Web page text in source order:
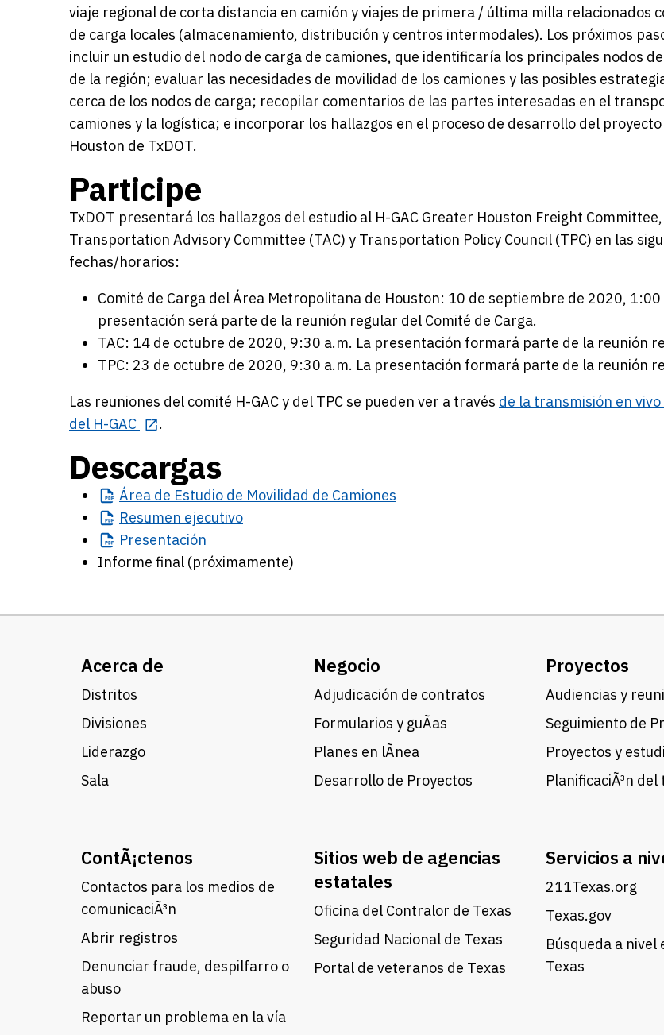
viaje regional de corta distancia en camión y viajes de primera / última milla relacionados
de carga locales (almacenamiento, distribución y centros intermodales). Los próximos
incluir un estudio del nodo de carga de camiones, que identificaría los principales nodos
de la región; evaluar las necesidades de movilidad de los camiones y las posibles
cerca de los nodos de carga; recopilar comentarios de las partes interesadas en el
camiones y la logística; e incorporar los hallazgos en el proceso de desarrollo del
Houston de TxDOT.
Participe
TxDOT presentará los hallazgos del estudio al H-GAC Greater Houston Freight Committee,
Transportation Advisory Committee (TAC) y Transportation Policy Council (TPC) en las
fechas/horarios:
Comité de Carga del Área Metropolitana de Houston: 10 de septiembre de 2020, 1:00
presentación será parte de la reunión regular del Comité de Carga.
TAC: 14 de octubre de 2020, 9:30 a.m. La presentación formará parte de la reunión
TPC: 23 de octubre de 2020, 9:30 a.m. La presentación formará parte de la reunión
Las reuniones del comité H-GAC y del TPC se pueden ver a través de la transmisión en
del H-GAC
.
Descargas
Área de Estudio de Movilidad de Camiones
Resumen ejecutivo
Presentación
Informe final (próximamente)
Acerca de
Distritos
Divisiones
Liderazgo
Sala
Negocio
Adjudicación de contratos
Formularios y guÃ­as
Planes en lÃ­nea
Desarrollo de Proyectos
Proyectos
Audiencias y
Seguimiento de
Proyectos y
PlanificaciÃ³n
ContÃ¡ctenos
Contactos para los medios de
comunicaciÃ³n
Abrir registros
Denunciar fraude, despilfarro o
abuso
Reportar un problema en la vía
Sitios web de agencias
estatales
Oficina del Contralor de Texas
Seguridad Nacional de Texas
Portal de veteranos de Texas
Servicios a
211Texas.org
Texas.gov
Búsqueda a nivel
Texas